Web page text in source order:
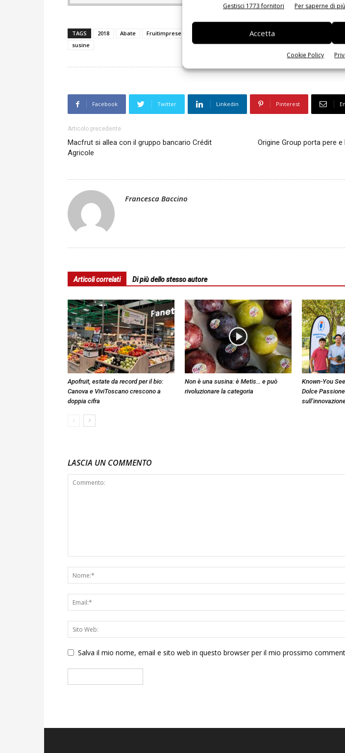
Gestisci 1773 fornitori Per saperne di
Accetta
Cookie Policy
TAGS 2018 Abate Fruitimprese Emilia-Romagna Giancarlo Minguzzi
susine
Facebook Twitter Linkedin Pinterest
Articolo precedente
Macfrut si allea con il gruppo bancario Crédit
Agricole
Origine Group porta pere
Francesca Baccino
Articoli correlati Di più dello stesso autore
Apofruit, estate da record per il bio:
Canova e ViviToscano crescono a
doppia cifra
Non è una susina: è Metis… e può
rivoluzionare la categoria
Known-You
Dolce
LASCIA UN COMMENTO
Salva il mio nome, email e sito web in questo browser per il mio prossimo